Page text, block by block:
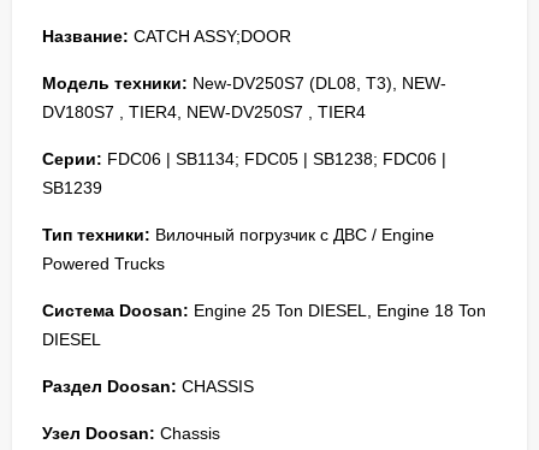
Название: CATCH ASSY;DOOR
Модель техники: New-DV250S7 (DL08, T3), NEW-
DV180S7 , TIER4, NEW-DV250S7 , TIER4
Серии: FDC06 | SB1134; FDC05 | SB1238; FDC06 |
SB1239
Тип техники: Вилочный погрузчик с ДВС / Engine
Powered Trucks
Система Doosan: Engine 25 Ton DIESEL, Engine 18 Ton
DIESEL
Раздел Doosan: CHASSIS
Узел Doosan: Chassis